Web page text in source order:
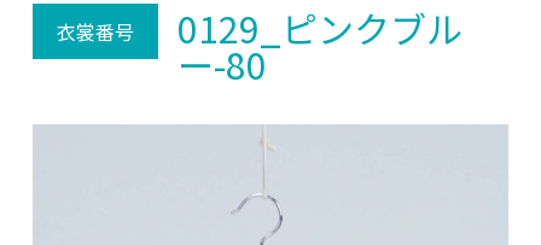
衣裳番号 0129_ピンクブル
ー-80